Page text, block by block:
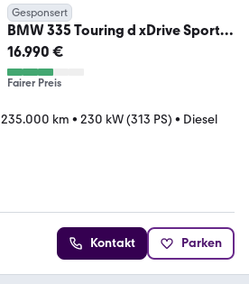
Gesponsert
BMW 335 Touring d xDrive Sport
Line PANO|AHK|Head...
16.990 €
Fairer Preis
235.000 km • 230 kW (313 PS) • Diesel
Kontakt Parken